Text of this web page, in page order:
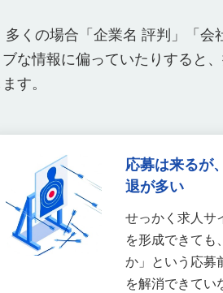
くの場合「企業名 評判」「会
な情報に偏っていたりすると
す。
応募は来るが
退が多い
せっかく求人サ
を形成できても
か」という応募
を解消できてい